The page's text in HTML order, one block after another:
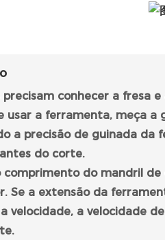
precisam conhecer a fresa
usar a ferramenta, meça a
a precisão de guinada da
do corte.
comprimento do mandril de
Se a extensão da
velocidade, a velocidade